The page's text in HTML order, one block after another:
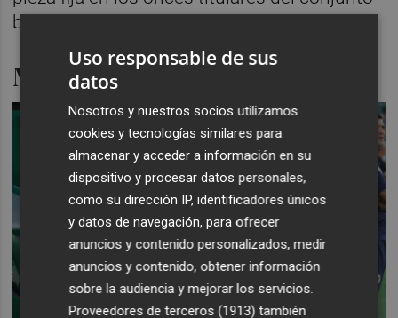
blanquiazul.
Más víctimas
Uso responsable de sus
datos
Nosotros y nuestros socios utilizamos
cookies y tecnologías similares para
almacenar y acceder a información en su
dispositivo y procesar datos personales,
como su dirección IP, identificadores únicos
y datos de navegación, para ofrecer
anuncios y contenido personalizados, medir
anuncios y contenido, obtener información
sobre la audiencia y mejorar los servicios.
Proveedores de terceros (1913) también